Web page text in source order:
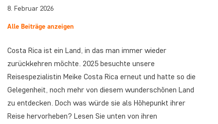
8. Februar 2026
Alle Beiträge anzeigen
Costa Rica ist ein Land, in das man immer wieder
zurückkehren möchte. 2025 besuchte unsere
Reisespezialistin Meike Costa Rica erneut und hatte so die
Gelegenheit, noch mehr von diesem wunderschönen Land
zu entdecken. Doch was würde sie als Höhepunkt ihrer
Reise hervorheben? Lesen Sie unten von ihren